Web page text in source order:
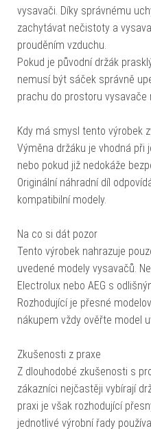
vysavači. Díky správnému
zachytávat nečistoty a
prouděním vzduchu.
Pokud je původní držák
nemusí být sáček správně
prachu do prostoru vysavače
Kdy má smysl tento výrobek
Výměna držáku je vhodná
nebo pokud již nedokáže
Originální náhradní díl
kompatibilní modely.
Na co si dát pozor
Tento výrobek nahrazuje
uvedené modely vysavačů.
Electrolux nebo AEG s
Rozhodující je přesné
nákupem vždy ověřte model
Zkušenosti z praxe
Z dlouhodobé zkušenosti s
zákazníci nejčastěji vybírají
praxi je však rozhodující
jednotlivé výrobní řady